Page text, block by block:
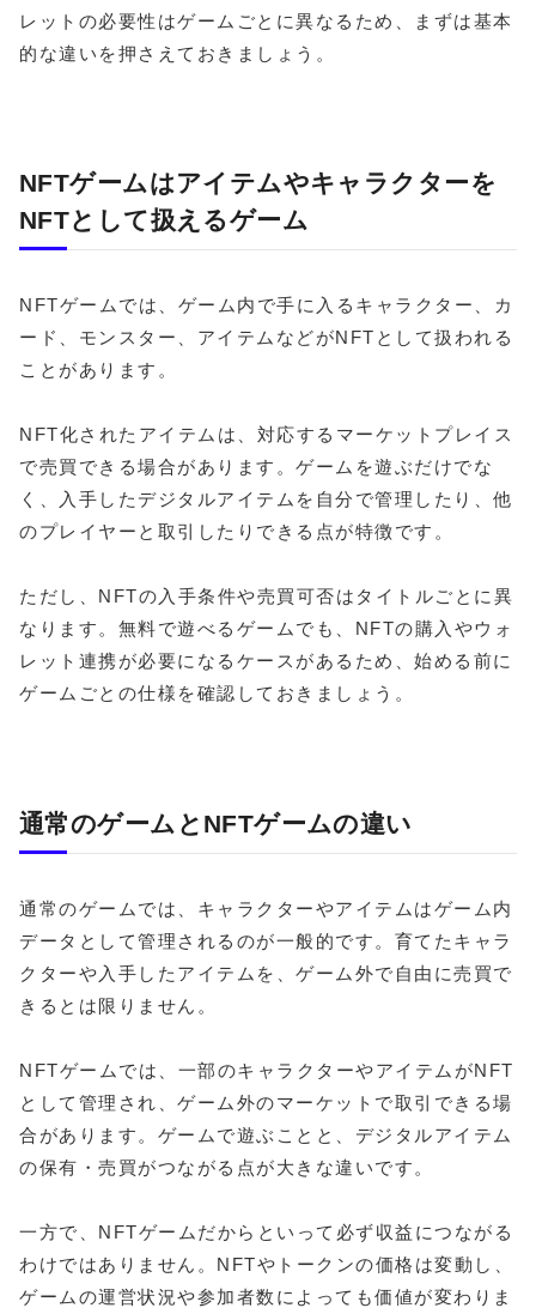
レットの必要性はゲームごとに異なるため、まずは基本
的な違いを押さえておきましょう。
NFTゲームはアイテムやキャラクターを
NFTとして扱えるゲーム
NFTゲームでは、ゲーム内で手に入るキャラクター、カ
ード、モンスター、アイテムなどがNFTとして扱われる
ことがあります。
NFT化されたアイテムは、対応するマーケットプレイス
で売買できる場合があります。ゲームを遊ぶだけでな
く、入手したデジタルアイテムを自分で管理したり、他
のプレイヤーと取引したりできる点が特徴です。
ただし、NFTの入手条件や売買可否はタイトルごとに異
なります。無料で遊べるゲームでも、NFTの購入やウォ
レット連携が必要になるケースがあるため、始める前に
ゲームごとの仕様を確認しておきましょう。
通常のゲームとNFTゲームの違い
通常のゲームでは、キャラクターやアイテムはゲーム内
データとして管理されるのが一般的です。育てたキャラ
クターや入手したアイテムを、ゲーム外で自由に売買で
きるとは限りません。
NFTゲームでは、一部のキャラクターやアイテムがNFT
として管理され、ゲーム外のマーケットで取引できる場
合があります。ゲームで遊ぶことと、デジタルアイテム
の保有・売買がつながる点が大きな違いです。
一方で、NFTゲームだからといって必ず収益につながる
わけではありません。NFTやトークンの価格は変動し、
ゲームの運営状況や参加者数によっても価値が変わりま